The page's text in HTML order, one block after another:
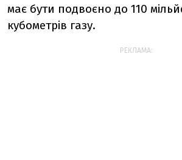
має бути подвоєно до 110
кубометрів газу.
РЕКЛАМА: